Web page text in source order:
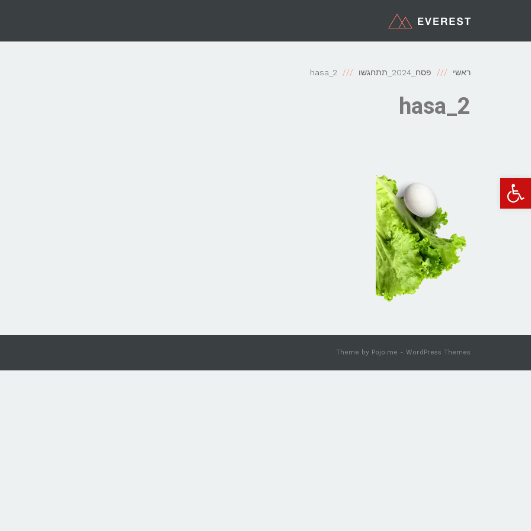
פתח סרגל נגישות
ראשי פסח_2024_תתחגשו hasa_2
hasa_2
Theme by Pojo.me - WordPress Themes